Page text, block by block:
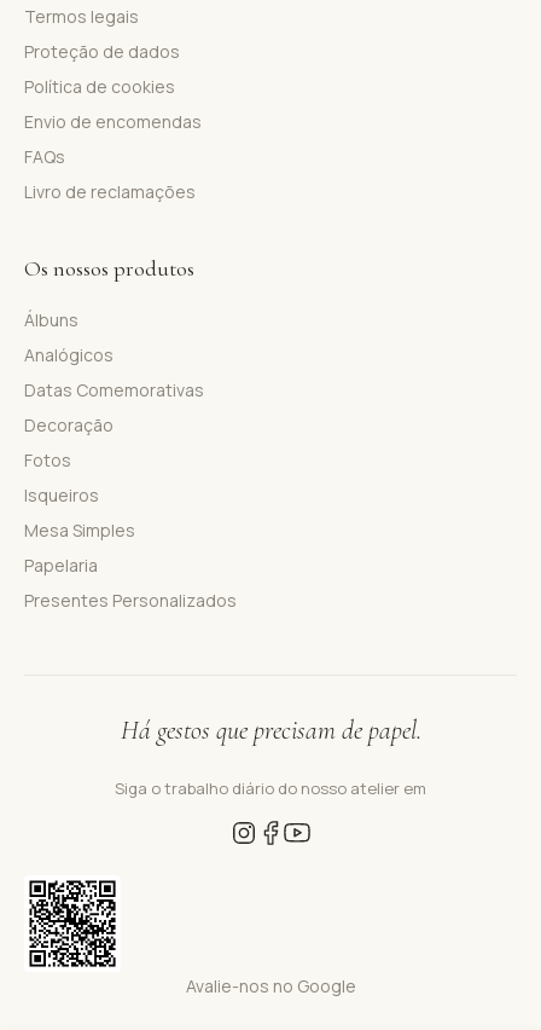
Termos legais
Proteção de dados
Política de cookies
Envio de encomendas
FAQs
Livro de reclamações
Os nossos produtos
Álbuns
Analógicos
Datas Comemorativas
Decoração
Fotos
Isqueiros
Mesa Simples
Papelaria
Presentes Personalizados
Há gestos que precisam de papel.
Siga o trabalho diário do nosso atelier em
Avalie-nos no Google